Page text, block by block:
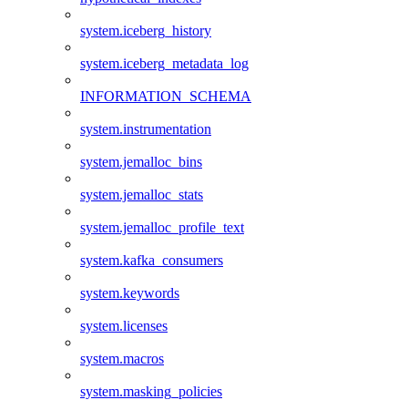
system.iceberg_history
system.iceberg_metadata_log
INFORMATION_SCHEMA
system.instrumentation
system.jemalloc_bins
system.jemalloc_stats
system.jemalloc_profile_text
system.kafka_consumers
system.keywords
system.licenses
system.macros
system.masking_policies